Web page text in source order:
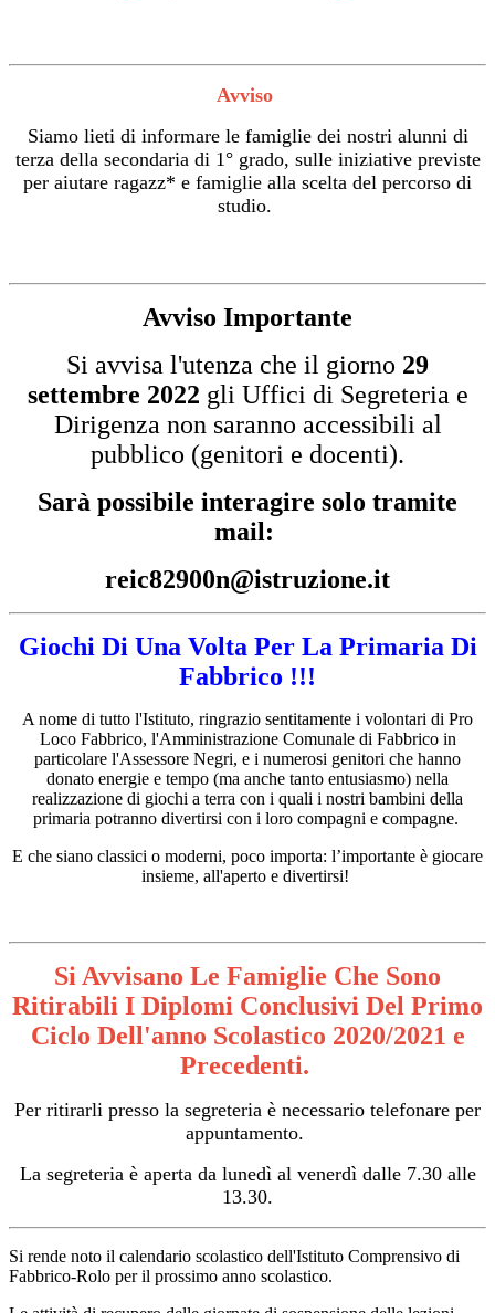
Avviso
Siamo lieti di informare le famiglie dei nostri alunni di
terza della secondaria di 1° grado, sulle iniziative previste
per aiutare ragazz* e famiglie alla scelta del percorso di
studio.
Avviso Importante
Si avvisa l'utenza che il giorno 29
settembre 2022 gli Uffici di Segreteria e
Dirigenza non saranno accessibili al
pubblico (genitori e docenti).
Sarà possibile interagire solo tramite
mail:
reic82900n@istruzione.it
Giochi Di Una Volta Per La Primaria Di
Fabbrico !!!
A nome di tutto l'Istituto, ringrazio sentitamente i volontari di Pro
Loco Fabbrico, l'Amministrazione Comunale di Fabbrico in
particolare l'Assessore Negri, e i numerosi genitori che hanno
donato energie e tempo (ma anche tanto entusiasmo) nella
realizzazione di giochi a terra con i quali i nostri bambini della
primaria potranno divertirsi con i loro compagni e compagne.
E che siano classici o moderni, poco importa: l’importante è giocare
insieme, all'aperto e divertirsi!
Si Avvisano Le Famiglie Che Sono
Ritirabili I Diplomi Conclusivi Del Primo
Ciclo Dell'anno Scolastico 2020/2021 e
Precedenti.
Per ritirarli presso la segreteria è necessario telefonare per
appuntamento.
La segreteria è aperta da lunedì al venerdì dalle 7.30 alle
13.30.
Si rende noto il calendario scolastico dell'Istituto Comprensivo di
Fabbrico-Rolo per il prossimo anno scolastico.